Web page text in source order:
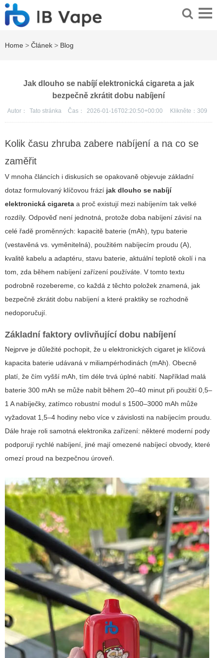
Home > Článek > Blog
Jak dlouho se nabíjí elektronická cigareta a jak
bezpečně zkrátit dobu nabíjení
Autor： Tato stránka Čas： 2026-01-16T02:20:50+00:00 Klikněte： 309
Kolik času zhruba zabere nabíjení a na co se
zaměřit
V mnoha článcích i diskusích se opakovaně objevuje základní
dotaz formulovaný klíčovou frází jak dlouho se nabíjí
elektronická cigareta a proč existují mezi nabíjením tak velké
rozdíly. Odpověď není jednotná, protože doba nabíjení závisí na
celé řadě proměnných: kapacitě baterie (mAh), typu baterie
(vestavěná vs. vyměnitelná), použitém nabíjecím proudu (A),
kvalitě kabelu a adaptéru, stavu baterie, aktuální teplotě okolí i na
tom, zda během nabíjení zařízení používáte. V tomto textu
podrobně rozebereme, co každá z těchto položek znamená, jak
bezpečně zkrátit dobu nabíjení a které praktiky se rozhodně
nedoporučují.
Základní faktory ovlivňující dobu nabíjení
Nejprve je důležité pochopit, že u elektronických cigaret je klíčová
kapacita baterie udávaná v miliampérhodinách (mAh). Obecně
platí, že čím vyšší mAh, tím déle trvá úplné nabití. Například malá
baterie 300 mAh se může nabít během 20–40 minut při použití 0,5–
1 A nabíječky, zatímco robustní modul s 1500–3000 mAh může
vyžadovat 1,5–4 hodiny nebo více v závislosti na nabíjecím proudu.
Dále hraje roli samotná elektronika zařízení: některé moderní pody
podporují rychlé nabíjení, jiné mají omezené nabíjecí obvody, které
omezí proud na bezpečnou úroveň.